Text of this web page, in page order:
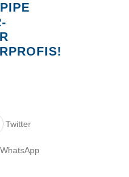
Twitter
WhatsApp